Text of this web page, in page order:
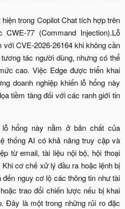
trong Copilot Chat tích hợp trên
CWE-77 (Command Injection).Lỗ
với CVE-2026-26164 khi không cần
tác người dùng, nhưng có thể
cao. Việc Edge được triển khai
doanh nghiệp khiến lỗ hổng này
tiềm tàng đối với các ranh giới tin
hổng này nằm ở bản chất của
thống AI có khả năng truy cập và
từ email, tài liệu nội bộ, hội thoại
cơ chế xử lý đầu ra hoặc lệnh bị
nguy cơ lộ các thông tin như tài
trao đổi chiến lược nếu bị khai
Đây là một trong những rủi ro đặc